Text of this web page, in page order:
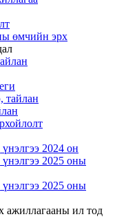
өмчийн эрх
тайлан
2024 он
2025 оны
2025 оны
ажиллагааны ил тод